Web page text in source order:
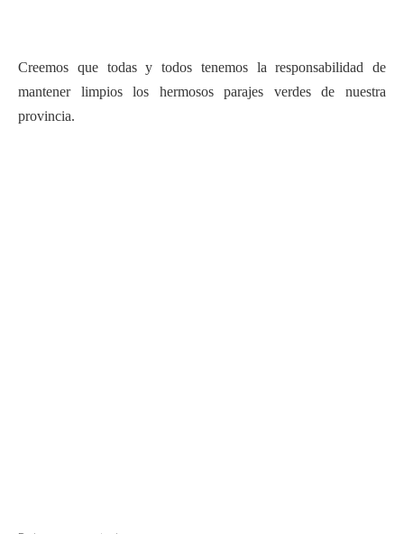
Creemos que todas y todos tenemos la responsabilidad de
mantener limpios los hermosos parajes verdes de nuestra
provincia.